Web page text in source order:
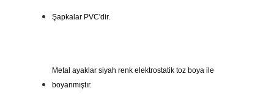
Şapkalar PVC'dir.
Metal ayaklar siyah renk elektrostatik toz boya ile
boyanmıştır.